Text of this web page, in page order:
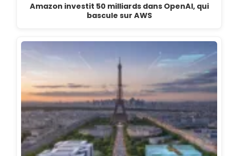
Amazon investit 50 milliards dans OpenAI, qui
bascule sur AWS